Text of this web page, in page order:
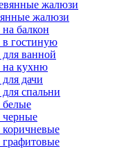
жалюзи
жалюзи
балкон
гостиную
ванной
на кухню
дачи
спальни